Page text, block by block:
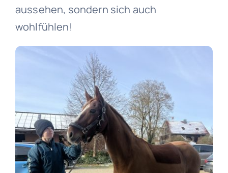
aussehen, sondern sich auch
wohlfühlen!